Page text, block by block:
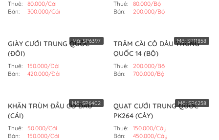
Thuê:
80.000/Cái
Bán:
300.000/Cái
Thuê:
80.000/Bộ
Bán:
200.000/Bộ
GIÀY CƯỚI TRUNG QUỐC
(ĐÔI)
Thuê:
150.000/Đôi
Bán:
420.000/Đôi
Mã:SP6397
TRÂM CÀI CÔ DÂU TRUNG
QUỐC 14 (BỘ)
Thuê:
200.000/Bộ
Bán:
700.000/Bộ
Mã:SP11858
KHĂN TRÙM ĐẦU CÔ DÂU
(CÁI)
Thuê:
50.000/Cái
Bán:
150.000/Cái
Mã:SP6402
QUẠT CƯỚI TRUNG QUỐC
PK264 (CÂY)
Thuê:
150.000/Cây
Bán:
450.000/Cây
Mã:SP6258